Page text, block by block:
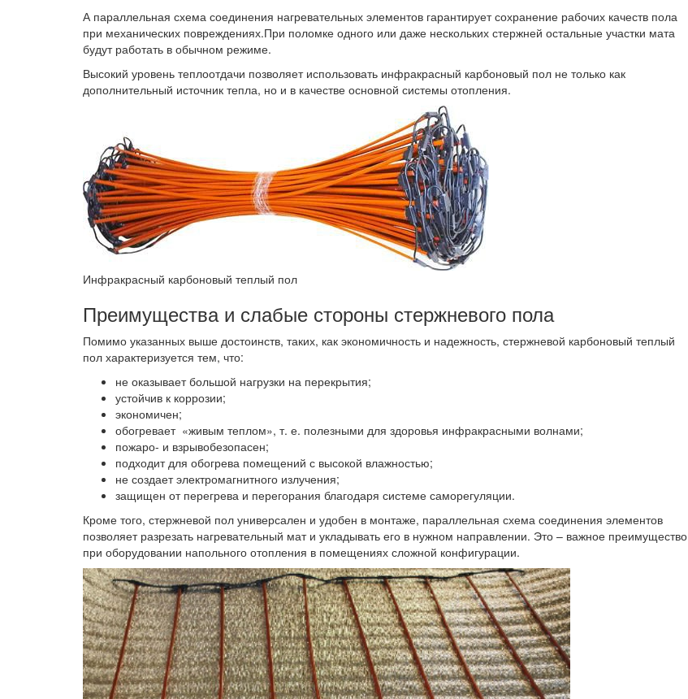
А параллельная схема соединения нагревательных элементов гарантирует сохранение рабочих качеств пола
при механических повреждениях.При поломке одного или даже нескольких стержней остальные участки мата
будут работать в обычном режиме.
Высокий уровень теплоотдачи позволяет использовать инфракрасный карбоновый пол не только как
дополнительный источник тепла, но и в качестве основной системы отопления.
Инфракрасный карбоновый теплый пол
Преимущества и слабые стороны стержневого пола
Помимо указанных выше достоинств, таких, как экономичность и надежность, стержневой карбоновый теплый
пол характеризуется тем, что:
не оказывает большой нагрузки на перекрытия;
устойчив к коррозии;
экономичен;
обогревает «живым теплом», т. е. полезными для здоровья инфракрасными волнами;
пожаро- и взрывобезопасен;
подходит для обогрева помещений с высокой влажностью;
не создает электромагнитного излучения;
защищен от перегрева и перегорания благодаря системе саморегуляции.
Кроме того, стержневой пол универсален и удобен в монтаже, параллельная схема соединения элементов
позволяет разрезать нагревательный мат и укладывать его в нужном направлении. Это – важное преимущество
при оборудовании напольного отопления в помещениях сложной конфигурации.